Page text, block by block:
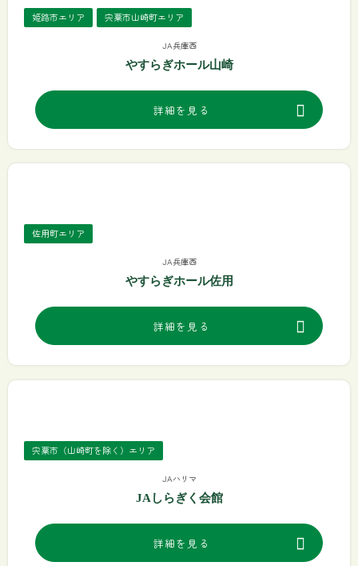
姫路市エリア 宍粟市山崎町エリア
JA兵庫西
やすらぎホール山崎
詳細を見る
佐用町エリア
JA兵庫西
やすらぎホール佐用
詳細を見る
宍粟市（山崎町を除く）エリア
JAハリマ
JAしらぎく会館
詳細を見る